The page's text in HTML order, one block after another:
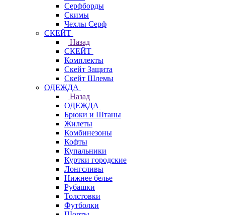
Серфборды
Скимы
Чехлы Cерф
СКЕЙТ
Назад
СКЕЙТ
Комплекты
Скейт Защита
Скейт Шлемы
ОДЕЖДА
Назад
ОДЕЖДА
Брюки и Штаны
Жилеты
Комбинезоны
Кофты
Купальники
Куртки городские
Лонгсливы
Нижнее белье
Рубашки
Толстовки
Футболки